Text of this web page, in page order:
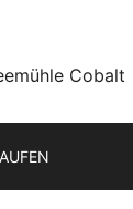
Cobalt